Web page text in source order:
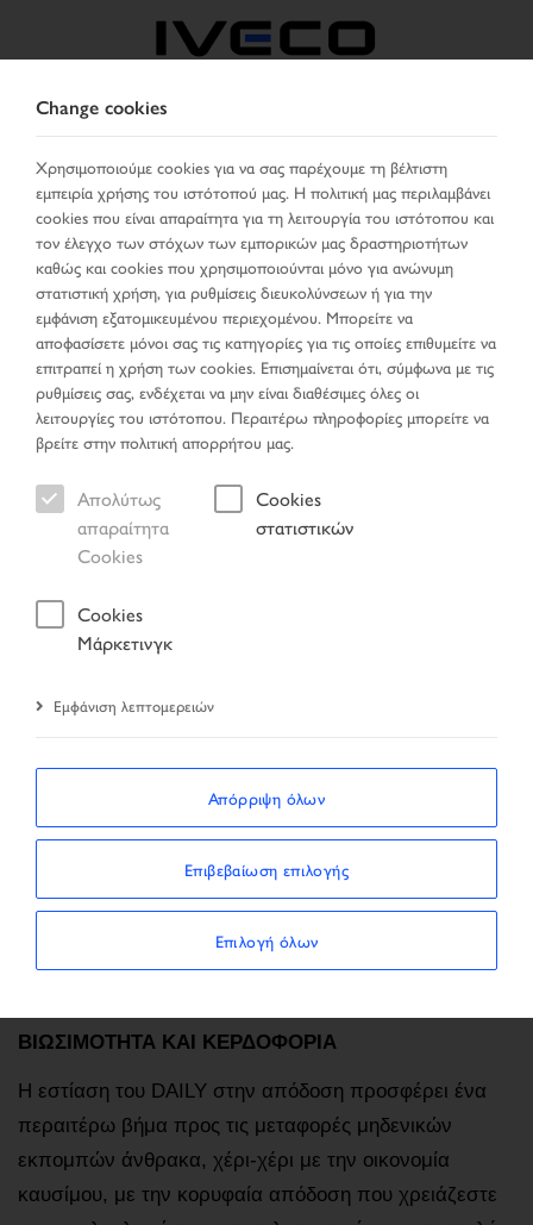
ΕΠΙΛΈΞΤΕ ΧΏΡΑ ΑΛΛΑΞΕ ΓΛΏΣΣΑ
Toggle
navigation
MENU
Σελίδα έναρξης DAILY MY19
DAILY ΜΥ2019 ΚΥΡΙΑ ΧΑΡΑΚΤΗΡΙΣΤΙΚΑ
Παραμένοντας πιστό στις αξίες που χαρακτήριζαν το
το DAILY έχει γίνει το σημείο αναφοράς για την
καινοτομία στον κλάδο των ελαφρών
επαγγελματικών οχημάτων.
αυτοκινητοβιομηχανίας με όλα αυτά τα κύρια
ΒΙΩΣΙΜΟΤΗΤΑ ΚΑΙ ΚΕΡΔΟΦΟΡΙΑ
Η εστίαση του DAILY στην απόδοση προσφέρει ένα
περαιτέρω βήμα προς τις μεταφορές μηδενικών
εκπομπών άνθρακα, χέρι-χέρι με την οικονομία
καυσίμου, με την κορυφαία απόδοση που χρειάζεστε
Change cookies
Χρησιμοποιούμε cookies για να σας παρέχουμε τη βέλτιστη
εμπειρία χρήσης του ιστότοπού μας. Η πολιτική μας περιλαμβάνει
cookies που είναι απαραίτητα για τη λειτουργία του ιστότοπου και
τον έλεγχο των στόχων των εμπορικών μας δραστηριοτήτων
καθώς και cookies που χρησιμοποιούνται μόνο για ανώνυμη
στατιστική χρήση, για ρυθμίσεις διευκολύνσεων ή για την
εμφάνιση εξατομικευμένου περιεχομένου. Μπορείτε να
αποφασίσετε μόνοι σας τις κατηγορίες για τις οποίες επιθυμείτε να
επιτραπεί η χρήση των cookies. Επισημαίνεται ότι, σύμφωνα με τις
ρυθμίσεις σας, ενδέχεται να μην είναι διαθέσιμες όλες οι
λειτουργίες του ιστότοπου. Περαιτέρω πληροφορίες μπορείτε να
βρείτε στην πολιτική απορρήτου μας.
Απολύτως
απαραίτητα
Cookies
Cookies
στατιστικών
Cookies
Μάρκετινγκ
Εμφάνιση λεπτομερειών
Απόρριψη όλων
Επιβεβαίωση επιλογής
Επιλογή όλων